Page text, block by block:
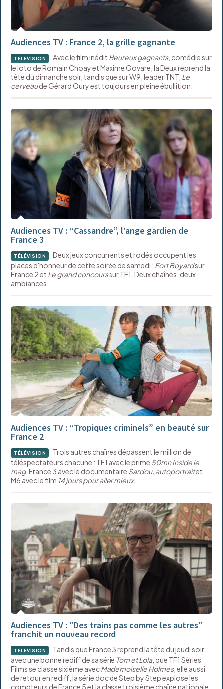
Audiences TV : France 2, la grille gagnante
TÉLÉVISION Avec le film inédit Heureux gagnants, comédie sur
le loto de Romain Choay et Maxime Govare, la Deux reprend la
tête du dimanche soir, tandis que sur W9, leader TNT, Le
cerveaude Gérard Oury est toujours en pleine ébullition.
Audiences TV : “Cassandre”, l’ange gardien de
France 3
TÉLÉVISION
Deux jeux concurrents et rodés occupent les
places d'honneur de cette soirée de samedi : Fort Boyardsur
France 2 et Le grand concourssur TF1. Deux chaînes, deux
ambiances.
Audiences TV : “Tropiques criminels” en beauté sur
France 2
TÉLÉVISION
Trois autres chaînes dépassent le million de
téléspectateurs chacune : TF1 avec le prime 50mn Inside le
mag, France 3 avec le documentaire Sardou, autoportraitet
M6 avec le film 14 jours pour aller mieux.
Audiences TV : "Des trains pas comme les autres"
franchit un nouveau record
TÉLÉVISION
Tandis que France 3 reprend la tête du jeudi soir
avec une bonne rediff de sa série Tom et Lola, que TF1 Séries
Films se classe sixième avecMademoiselle Holmes, elle aussi
de retour en rediff, la série doc de Step by Step explose les
compteurs de France 5 et la classe troisième chaîne nationale.